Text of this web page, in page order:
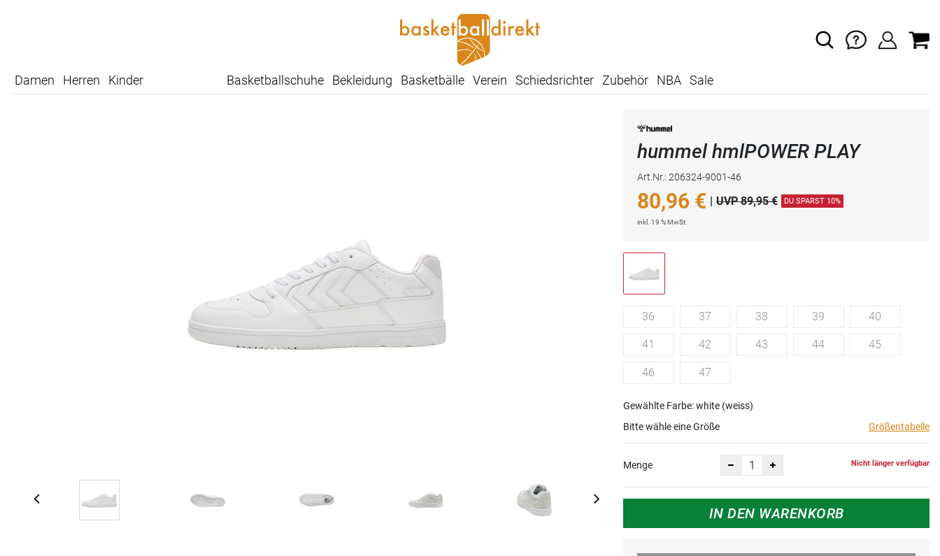
Damen Herren Kinder Basketballschuhe Bekleidung Basketbälle Verein Schiedsrichter Zubehör NBA Sale
hummel hmlPOWER PLAY
Art.Nr.: 206324-9001-46
80,96 € | UVP 89,95 € DU SPARST 10%
inkl. 19 % MwSt.
36 37 38 39 40
41 42 43 44 45
46 47
Gewählte Farbe: white (weiss)
Bitte wähle eine Größe
Größentabelle
Menge Nicht länger verfügbar
IN DEN WARENKORB